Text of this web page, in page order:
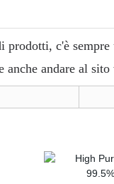
c'è
andare al